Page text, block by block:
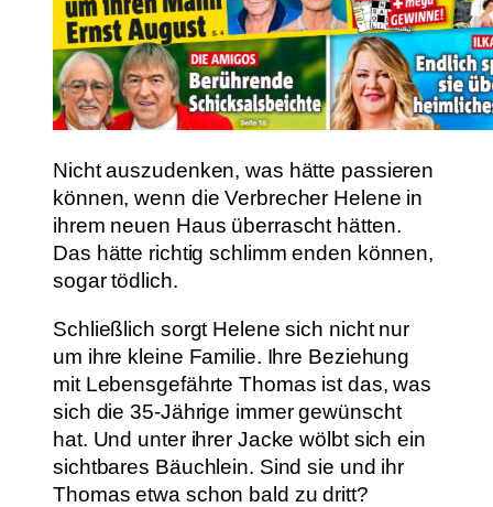
Nicht auszudenken, was hätte passieren
können, wenn die Verbrecher Helene in
ihrem neuen Haus überrascht hätten.
Das hätte richtig schlimm enden können,
sogar tödlich.
Schließlich sorgt Helene sich nicht nur
um ihre kleine Familie. Ihre Beziehung
mit Lebensgefährte Thomas ist das, was
sich die 35-Jährige immer gewünscht
hat. Und unter ihrer Jacke wölbt sich ein
sichtbares Bäuchlein. Sind sie und ihr
Thomas etwa schon bald zu dritt?